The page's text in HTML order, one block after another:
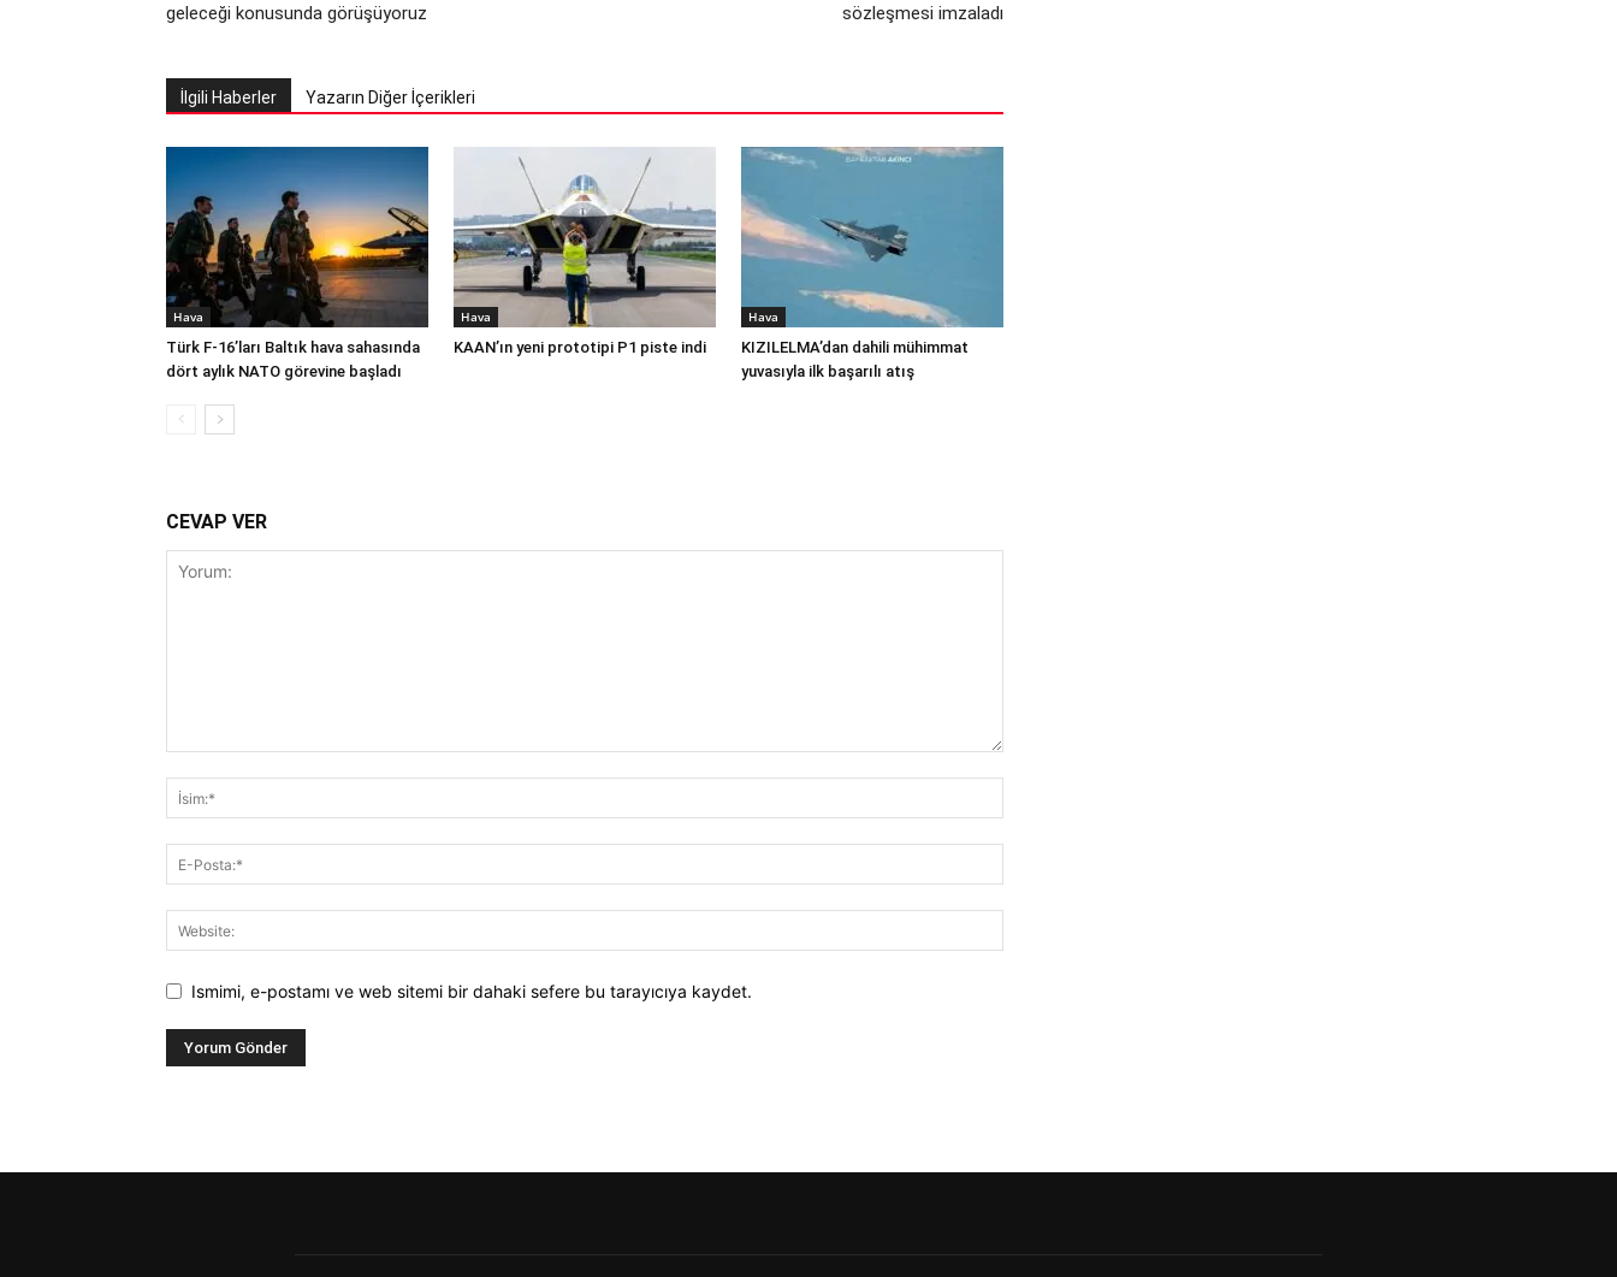
geleceği konusunda görüşüyoruz
sözleşmesi imzaladı
İlgili Haberler Yazarın Diğer İçerikleri
Hava
Türk F-16’ları Baltık hava sahasında
dört aylık NATO görevine başladı
Hava
KAAN’ın yeni prototipi P1 piste indi
Hava
KIZILELMA’dan dahili mühimmat
yuvasıyla ilk başarılı atış
CEVAP VER
Ismimi, e-postamı ve web sitemi bir dahaki sefere bu tarayıcıya kaydet.